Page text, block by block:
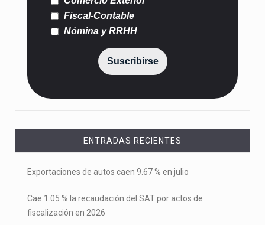
Fiscal-Contable
Nómina y RRHH
Suscribirse
ENTRADAS RECIENTES
Exportaciones de autos caen 9.67 % en julio
Cae 1.05 % la recaudación del SAT por actos de
fiscalización en 2026